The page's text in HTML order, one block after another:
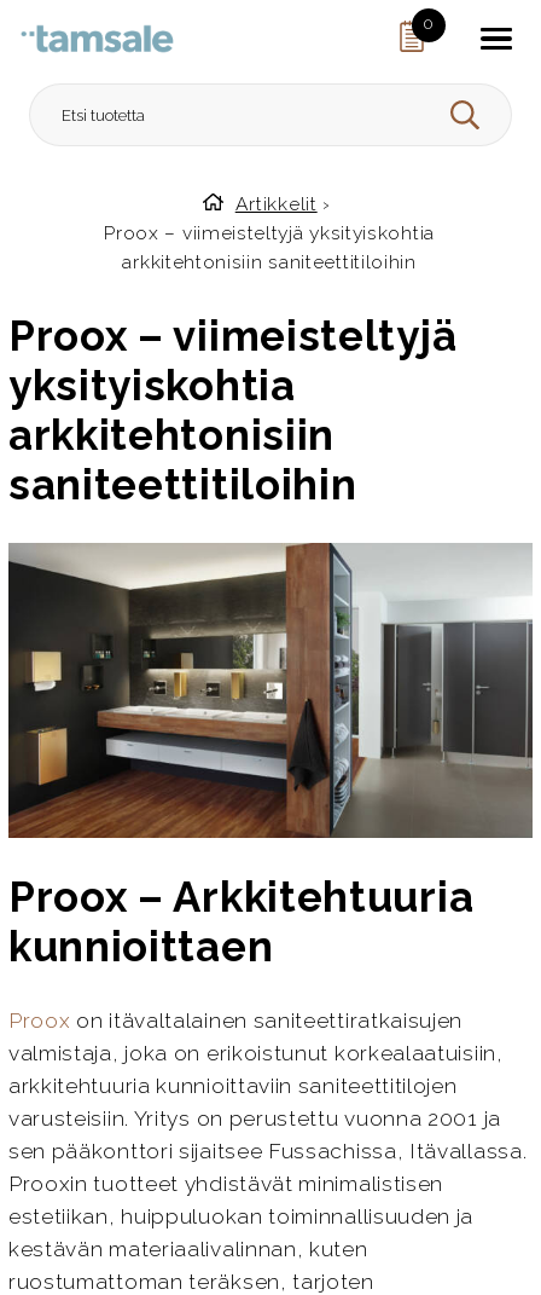
0
HAE
Etusivulle
Artikkelit ›
Proox – viimeisteltyjä yksityiskohtia
arkkitehtonisiin saniteettitiloihin
Proox – viimeisteltyjä
yksityiskohtia
arkkitehtonisiin
saniteettitiloihin
Proox – Arkkitehtuuria
kunnioittaen
Proox on itävaltalainen saniteettiratkaisujen
valmistaja, joka on erikoistunut korkealaatuisiin,
arkkitehtuuria kunnioittaviin saniteettitilojen
varusteisiin. Yritys on perustettu vuonna 2001 ja
sen pääkonttori sijaitsee Fussachissa, Itävallassa.
Prooxin tuotteet yhdistävät minimalistisen
estetiikan, huippuluokan toiminnallisuuden ja
kestävän materiaalivalinnan, kuten
ruostumattoman teräksen, tarjoten